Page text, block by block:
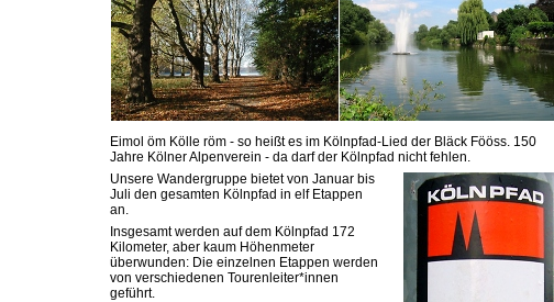
Eimol öm Kölle röm - so heißt es im Kölnpfad-Lied der Bläck Fööss. 150
Jahre Kölner Alpenverein - da darf der Kölnpfad nicht fehlen.
Unsere Wandergruppe bietet von Januar bis
Juli den gesamten Kölnpfad in elf Etappen
an.
Insgesamt werden auf dem Kölnpfad 172
Kilometer, aber kaum Höhenmeter
überwunden: Die einzelnen Etappen werden
von verschiedenen Tourenleiter*innen
geführt.